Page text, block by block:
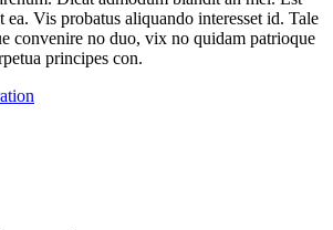
ea. Vis probatus aliquando interesset id. Tale
convenire no duo, vix no quidam patrioque
principes con.